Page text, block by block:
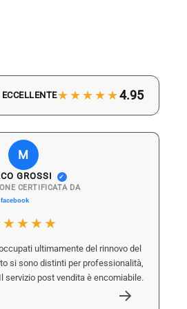
★★★★★4.95
M
GROSSI ✓
CERTIFICATA DA
ultimamente del rinnovo del
si sono distinti per professionalità,
servizio post vendita è encomiabile.